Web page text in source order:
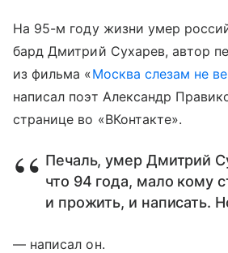
На 95-м году жизни умер
бард Дмитрий Сухарев, автор
из фильма «Москва слезам не
написал поэт Александр
странице во «ВКонтакте».
Печаль, умер Дмитрий
что 94 года, мало кому
и прожить, и написать.
— написал он.